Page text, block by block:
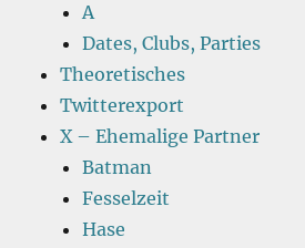
A
Dates, Clubs, Parties
Theoretisches
Twitterexport
X – Ehemalige Partner
Batman
Fesselzeit
Hase